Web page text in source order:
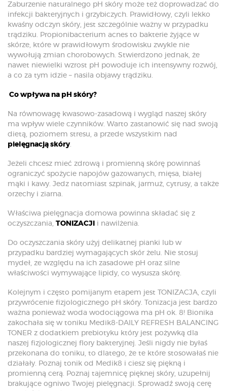
Zaburzenie naturalnego pH skóry może też doprowadzać do
infekcji bakteryjnych i grzybiczych. Prawidłowy, czyli lekko
kwaśny odczyn skóry, jest szczególnie ważny w przypadku
trądziku. Propionibacterium acnes to bakterie żyjące w
skórze, które w prawidłowym środowisku zwykle nie
wywołują zmian chorobowych. Stwierdzono jednak, że
nawet niewielki wzrost pH powoduje ich intensywny rozwój,
a co za tym idzie – nasila objawy trądziku.
Co wpływa na pH skóry?
Na równowagę kwasowo-zasadową i wygląd naszej skóry
ma wpływ wiele czynników. Warto zastanowić się nad swoją
dietą, poziomem stresu, a przede wszystkim nad
pielęgnacją skóry.
Jeżeli chcesz mieć zdrową i promienną skórę powinnaś
ograniczyć spożycie napojów gazowanych, mięsa, białej
mąki i kawy. Jedz natomiast szpinak, jarmuż, cytrusy, a także
orzechy i ziarna.
Właściwa pielęgnacja domowa powinna składać się z
oczyszczania, TONIZACJI i nawilżenia.
Do oczyszczania skóry użyj delikatnej pianki lub w
przypadku bardziej wymagających skór żelu. Nie stosuj
mydeł, ze względu na ich zasadowe pH oraz silne
właściwości wymywające lipidy, co wysusza skórę.
Kolejnym i często pomijanym etapem jest TONIZACJA, czyli
przywrócenie fizjologicznego pH skóry. Tonizacja jest bardzo
ważna ponieważ woda wodociągowa ma pH ok. 8! Bionika
zakochała się w toniku Medik8-DAILY REFRESH BALANCING
TONER z dodatkiem prebiotyku który jest pożywką dla
naszej fizjologicznej flory bakteryjnej. Jeśli nigdy nie byłaś
przekonana do toniku, to dlatego, że te które stosowałaś nie
działały. Poznaj tonik od Medik8 i ciesz się piękną i
promienną cerą. Poznaj tajemnicę pięknej skóry, uzupełnij
brakujące ogniwo Twojej pielęgnacji. Sprowadź swoją cerę